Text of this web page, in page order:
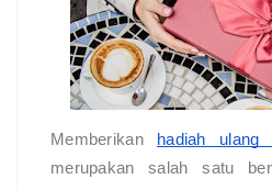
Memberikan
hadiah ulang
merupakan salah satu